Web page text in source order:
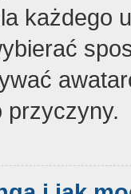
każdego
przyczyny.